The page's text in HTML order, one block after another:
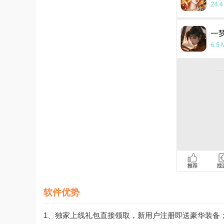
软件优势
1、独家上线礼包直接领取，新用户注册即送豪华装备